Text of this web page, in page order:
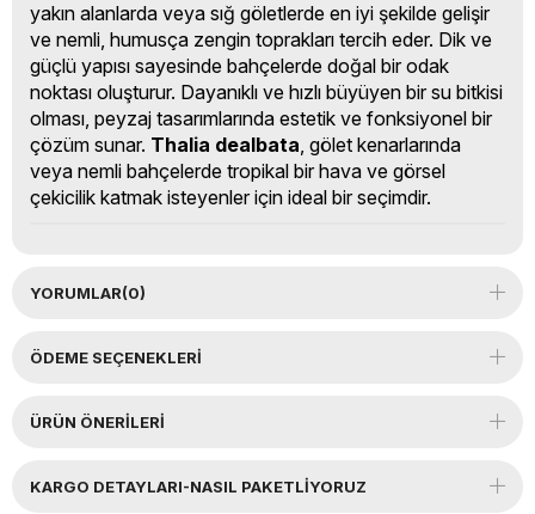
yakın alanlarda veya sığ göletlerde en iyi şekilde gelişir
ve nemli, humusça zengin toprakları tercih eder. Dik ve
güçlü yapısı sayesinde bahçelerde doğal bir odak
noktası oluşturur. Dayanıklı ve hızlı büyüyen bir su bitkisi
olması, peyzaj tasarımlarında estetik ve fonksiyonel bir
çözüm sunar. Thalia dealbata , gölet kenarlarında
veya nemli bahçelerde tropikal bir hava ve görsel
çekicilik katmak isteyenler için ideal bir seçimdir.
YORUMLAR(0)
ÖDEME SEÇENEKLERI
ÜRÜN ÖNERILERI
KARGO DETAYLARI-NASIL PAKETLİYORUZ